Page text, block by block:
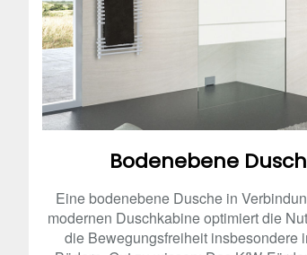
Bodenebene
Eine bodenebene Dusche in
modernen Duschkabine optimiert die
die Bewegungsfreiheit insbesondere